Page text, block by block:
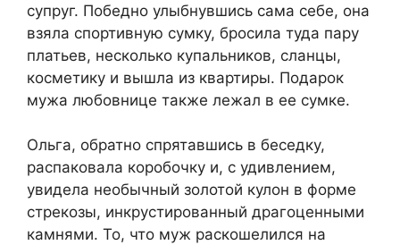
супруг. Победно улыбнувшись сама себе, она
взяла спортивную сумку, бросила туда пару
платьев, несколько купальников, сланцы,
косметику и вышла из квартиры. Подарок
мужа любовнице также лежал в ее сумке.
Ольга, обратно спрятавшись в беседку,
распаковала коробочку и, с удивлением,
увидела необычный золотой кулон в форме
стрекозы, инкрустированный драгоценными
камнями. То, что муж раскошелился на